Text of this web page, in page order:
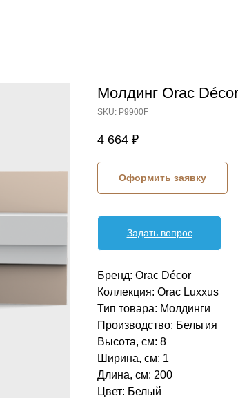
Молдинг Orac Décor
SKU: P9900F
4 664 ₽
Оформить заявку
Задать вопрос
Бренд: Orac Décor
Коллекция: Orac Luxxus
Тип товара: Молдинги
Производство: Бельгия
Высота, см: 8
Ширина, см: 1
Длина, см: 200
Цвет: Белый